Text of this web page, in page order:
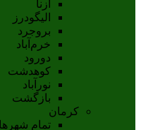
ازنا
اليگودرز
بروجرد
خرم‌آباد
دورود
کوهدشت
نورآباد
بازگشت
کرمان
تمام شهر‌ها